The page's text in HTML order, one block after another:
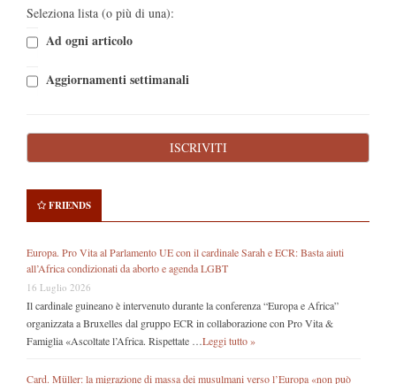
Seleziona lista (o più di una):
Ad ogni articolo
Aggiornamenti settimanali
FRIENDS
Europa. Pro Vita al Parlamento UE con il cardinale Sarah e ECR: Basta aiuti
all’Africa condizionati da aborto e agenda LGBT
16 Luglio 2026
Il cardinale guineano è intervenuto durante la conferenza “Europa e Africa”
organizzata a Bruxelles dal gruppo ECR in collaborazione con Pro Vita &
Famiglia «Ascoltate l’Africa. Rispettate … Leggi tutto »
Card. Müller: la migrazione di massa dei musulmani verso l’Europa «non può